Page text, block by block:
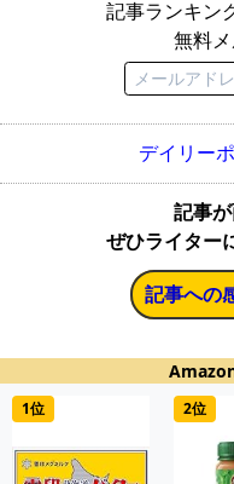
記事ランキン
無料
デイリー
記事が
ぜひライター
記事への
1位 2位